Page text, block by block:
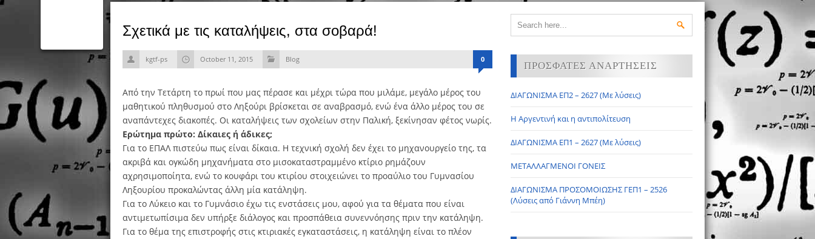
Σχετικά με τις καταλήψεις, στα σοβαρά!
kgtf-ps October 11, 2015 Blog 0
Από την Τετάρτη το πρωί που μας πέρασε και μέχρι τώρα που μιλάμε, μεγάλο μέρος του
μαθητικού πληθυσμού στο Ληξούρι βρίσκεται σε αναβρασμό, ενώ ένα άλλο μέρος του σε
αναπάντεχες διακοπές. Οι καταλήψεις των σχολείων στην Παλική, ξεκίνησαν φέτος νωρίς.
Ερώτημα πρώτο: Δίκαιες ή άδικες;
Για το ΕΠΑΛ πιστεύω πως είναι δίκαια. Η τεχνική σχολή δεν έχει το μηχανουργείο της, τα
ακριβά και ογκώδη μηχανήματα στο μισοκαταστραμμένο κτίριο ρημάζουν
αχρησιμοποίητα, ενώ το κουφάρι του κτιρίου στοιχειώνει το προαύλιο του Γυμνασίου
Ληξουρίου προκαλώντας άλλη μία κατάληψη.
Για το Λύκειο και το Γυμνάσιο έχω τις ενστάσεις μου, αφού για τα θέματα που είναι
αντιμετωπίσιμα δεν υπήρξε διάλογος και προσπάθεια συνεννόησης πριν την κατάληψη.
Για το θέμα της επιστροφής στις κτιριακές εγκαταστάσεις, η κατάληψη είναι το πλέον
ΠΡΟΣΦΑΤΕΣ ΑΝΑΡΤΗΣΕΙΣ
ΔΙΑΓΩΝΙΣΜΑ ΕΠ2 – 2627 (Με λύσεις)
Η Αργεντινή και η αντιπολίτευση
ΔΙΑΓΩΝΙΣΜΑ ΕΠ1 – 2627 (Με λύσεις)
ΜΕΤΑΛΛΑΓΜΕΝΟΙ ΓΟΝΕΙΣ
ΔΙΑΓΩΝΙΣΜΑ ΠΡΟΣΟΜΟΙΩΣΗΣ ΓΕΠ1 – 2526
(Λύσεις από Γιάννη Μπέη)